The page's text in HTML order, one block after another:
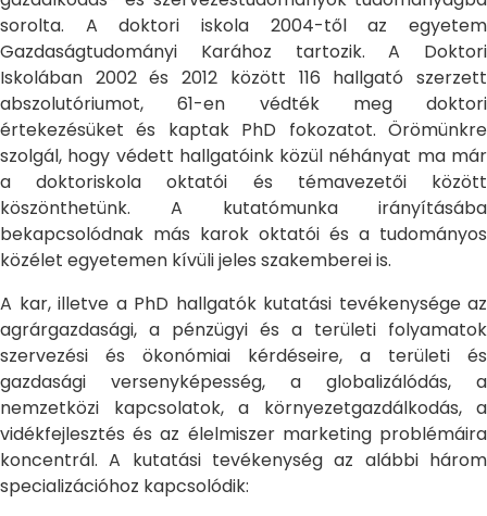
sorolta. A doktori iskola 2004-től az egyetem
Gazdaságtudományi Karához tartozik. A Doktori
Iskolában 2002 és 2012 között 116 hallgató szerzett
abszolutóriumot, 61-en védték meg doktori
értekezésüket és kaptak PhD fokozatot. Örömünkre
szolgál, hogy védett hallgatóink közül néhányat ma már
a doktoriskola oktatói és témavezetői között
köszönthetünk. A kutatómunka irányításába
bekapcsolódnak más karok oktatói és a tudományos
közélet egyetemen kívüli jeles szakemberei is.
A kar, illetve a PhD hallgatók kutatási tevékenysége az
agrárgazdasági, a pénzügyi és a területi folyamatok
szervezési és ökonómiai kérdéseire, a területi és
gazdasági versenyképesség, a globalizálódás, a
nemzetközi kapcsolatok, a környezetgazdálkodás, a
vidékfejlesztés és az élelmiszer marketing problémáira
koncentrál. A kutatási tevékenység az alábbi három
specializációhoz kapcsolódik: